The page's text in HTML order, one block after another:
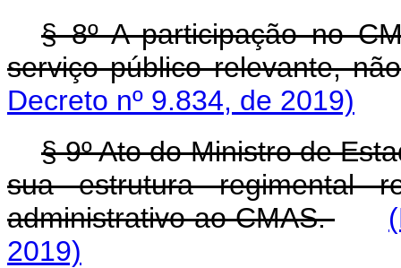
§ 8º A participação no
serviço público relevante,
Decreto nº 9.834, de 2019)
§ 9º Ato do Ministro de
sua estrutura regimental
administrativo ao CMAS.
2019)